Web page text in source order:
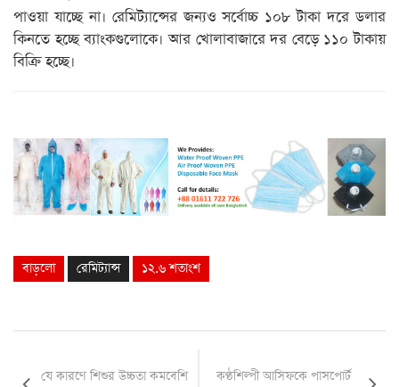
পাওয়া যাচ্ছে না। রেমিট্যান্সের জন্যও সর্বোচ্চ ১০৮ টাকা দরে ডলার
কিনতে হচ্ছে ব্যাংকগুলোকে। আর খোলাবাজারে দর বেড়ে ১১০ টাকায়
বিক্রি হচ্ছে।
বাড়লো রেমিট্যান্স ১২.৬ শতাংশ
যে কারণে শিশুর উচ্চতা কমবেশি
কণ্ঠশিল্পী আসিফকে পাসপোর্ট